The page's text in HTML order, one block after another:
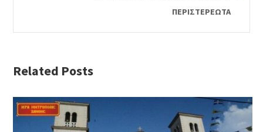
ΠΕΡΙΣΤΕΡΕΩΤΑ
Related Posts